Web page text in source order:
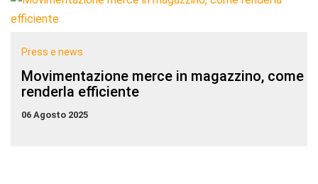
Press e news
Movimentazione merce in magazzino, come
renderla efficiente
06 Agosto 2025